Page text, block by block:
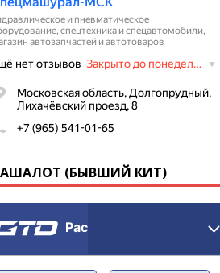
(БЫВШИЙ КИТ)
Расчет грузоперевозки